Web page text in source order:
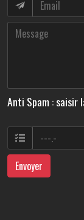
Anti Spam : saisir
Envoyer